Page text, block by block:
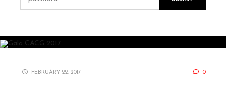
FEBRUARY 22, 2017 0